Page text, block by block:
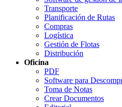
Transporte
Planificación de Rutas
Compras
Logística
Gestión de Flotas
Distribución
Oficina
PDF
Software para
Toma de Notas
Crear Documentos